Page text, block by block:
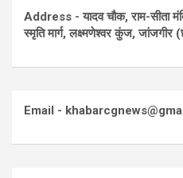
Address - यादव चौक, राम-सीता
स्मृति मार्ग, लक्ष्मणेश्वर कुंज, जांजगीर
Email -